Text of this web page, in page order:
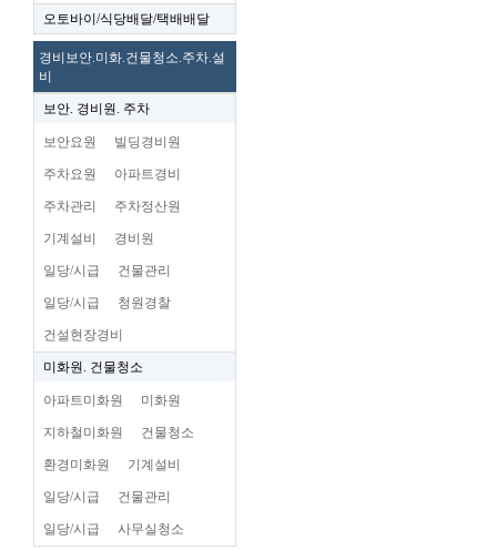
오토바이/식당배달/택배배달
경비보안.미화.건물청소.주차.설
비
보안. 경비원. 주차
보안요원 빌딩경비원
주차요원 아파트경비
주차관리 주차정산원
기계설비 경비원
일당/시급 건물관리
일당/시급 청원경찰
건설현장경비
미화원. 건물청소
아파트미화원 미화원
지하철미화원 건물청소
환경미화원 기계설비
일당/시급 건물관리
일당/시급 사무실청소